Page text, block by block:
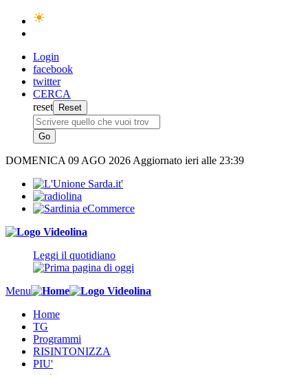
Login
facebook
twitter
CERCA
reset
DOMENICA 09 AGO 2026 Aggiornato ieri alle 23:39
Leggi il quotidiano
Menu
Home
TG
Programmi
RISINTONIZZA
PIU'